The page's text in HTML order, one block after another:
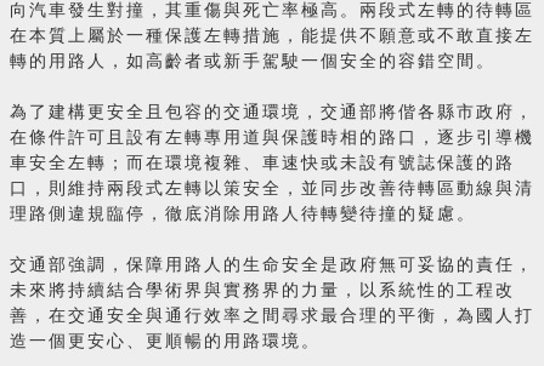
向汽車發生對撞，其重傷與死亡率極高。兩段式左轉的待轉區
在本質上屬於一種保護左轉措施，能提供不願意或不敢直接左
轉的用路人，如高齡者或新手駕駛一個安全的容錯空間。
為了建構更安全且包容的交通環境，交通部將偕各縣市政府，
在條件許可且設有左轉專用道與保護時相的路口，逐步引導機
車安全左轉；而在環境複雜、車速快或未設有號誌保護的路
口，則維持兩段式左轉以策安全，並同步改善待轉區動線與清
理路側違規臨停，徹底消除用路人待轉變待撞的疑慮。
交通部強調，保障用路人的生命安全是政府無可妥協的責任，
未來將持續結合學術界與實務界的力量，以系統性的工程改
善，在交通安全與通行效率之間尋求最合理的平衡，為國人打
造一個更安心、更順暢的用路環境。